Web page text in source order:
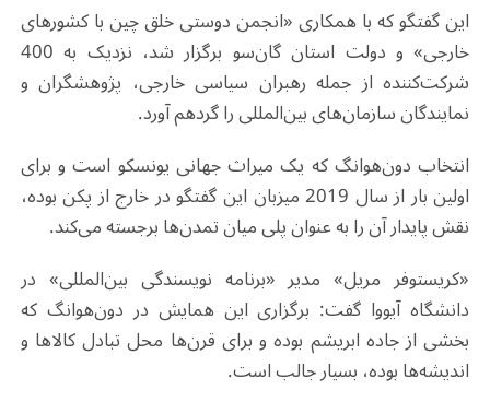
این گفتگو که با همکاری «انجمن دوستی خلق چین با کشورهای
خارجی» و دولت استان گان‌سو برگزار شد، نزدیک به 400
شرکت‌کننده از جمله رهبران سیاسی خارجی، پژوهشگران و
نمایندگان سازمان‌های بین‌المللی را گردهم آورد.
انتخاب دون‌هوانگ که یک میراث جهانی یونسکو است و برای
اولین بار از سال 2019 میزبان این گفتگو در خارج از پکن بوده،
نقش پایدار آن را به عنوان پلی میان تمدن‌ها برجسته می‌کند.
«کریستوفر مریل» مدیر «برنامه نویسندگی بین‌المللی» در
دانشگاه آیووا گفت: برگزاری این همایش در دون‌هوانگ که
بخشی از جاده ابریشم بوده و برای قرن‌ها محل تبادل کالاها و
اندیشه‌ها بوده، بسیار جالب است.